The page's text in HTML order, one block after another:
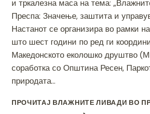
и тркалезна маса на тема:
Преспа: Значење, заштита и
Настанот се организира во рамки
што шест години по ред ги
Македонското еколошко друштво
соработка со Општина Ресен,
природата…
ПРОЧИТАЈ ВЛАЖНИТЕ ЛИВАДИ ВО